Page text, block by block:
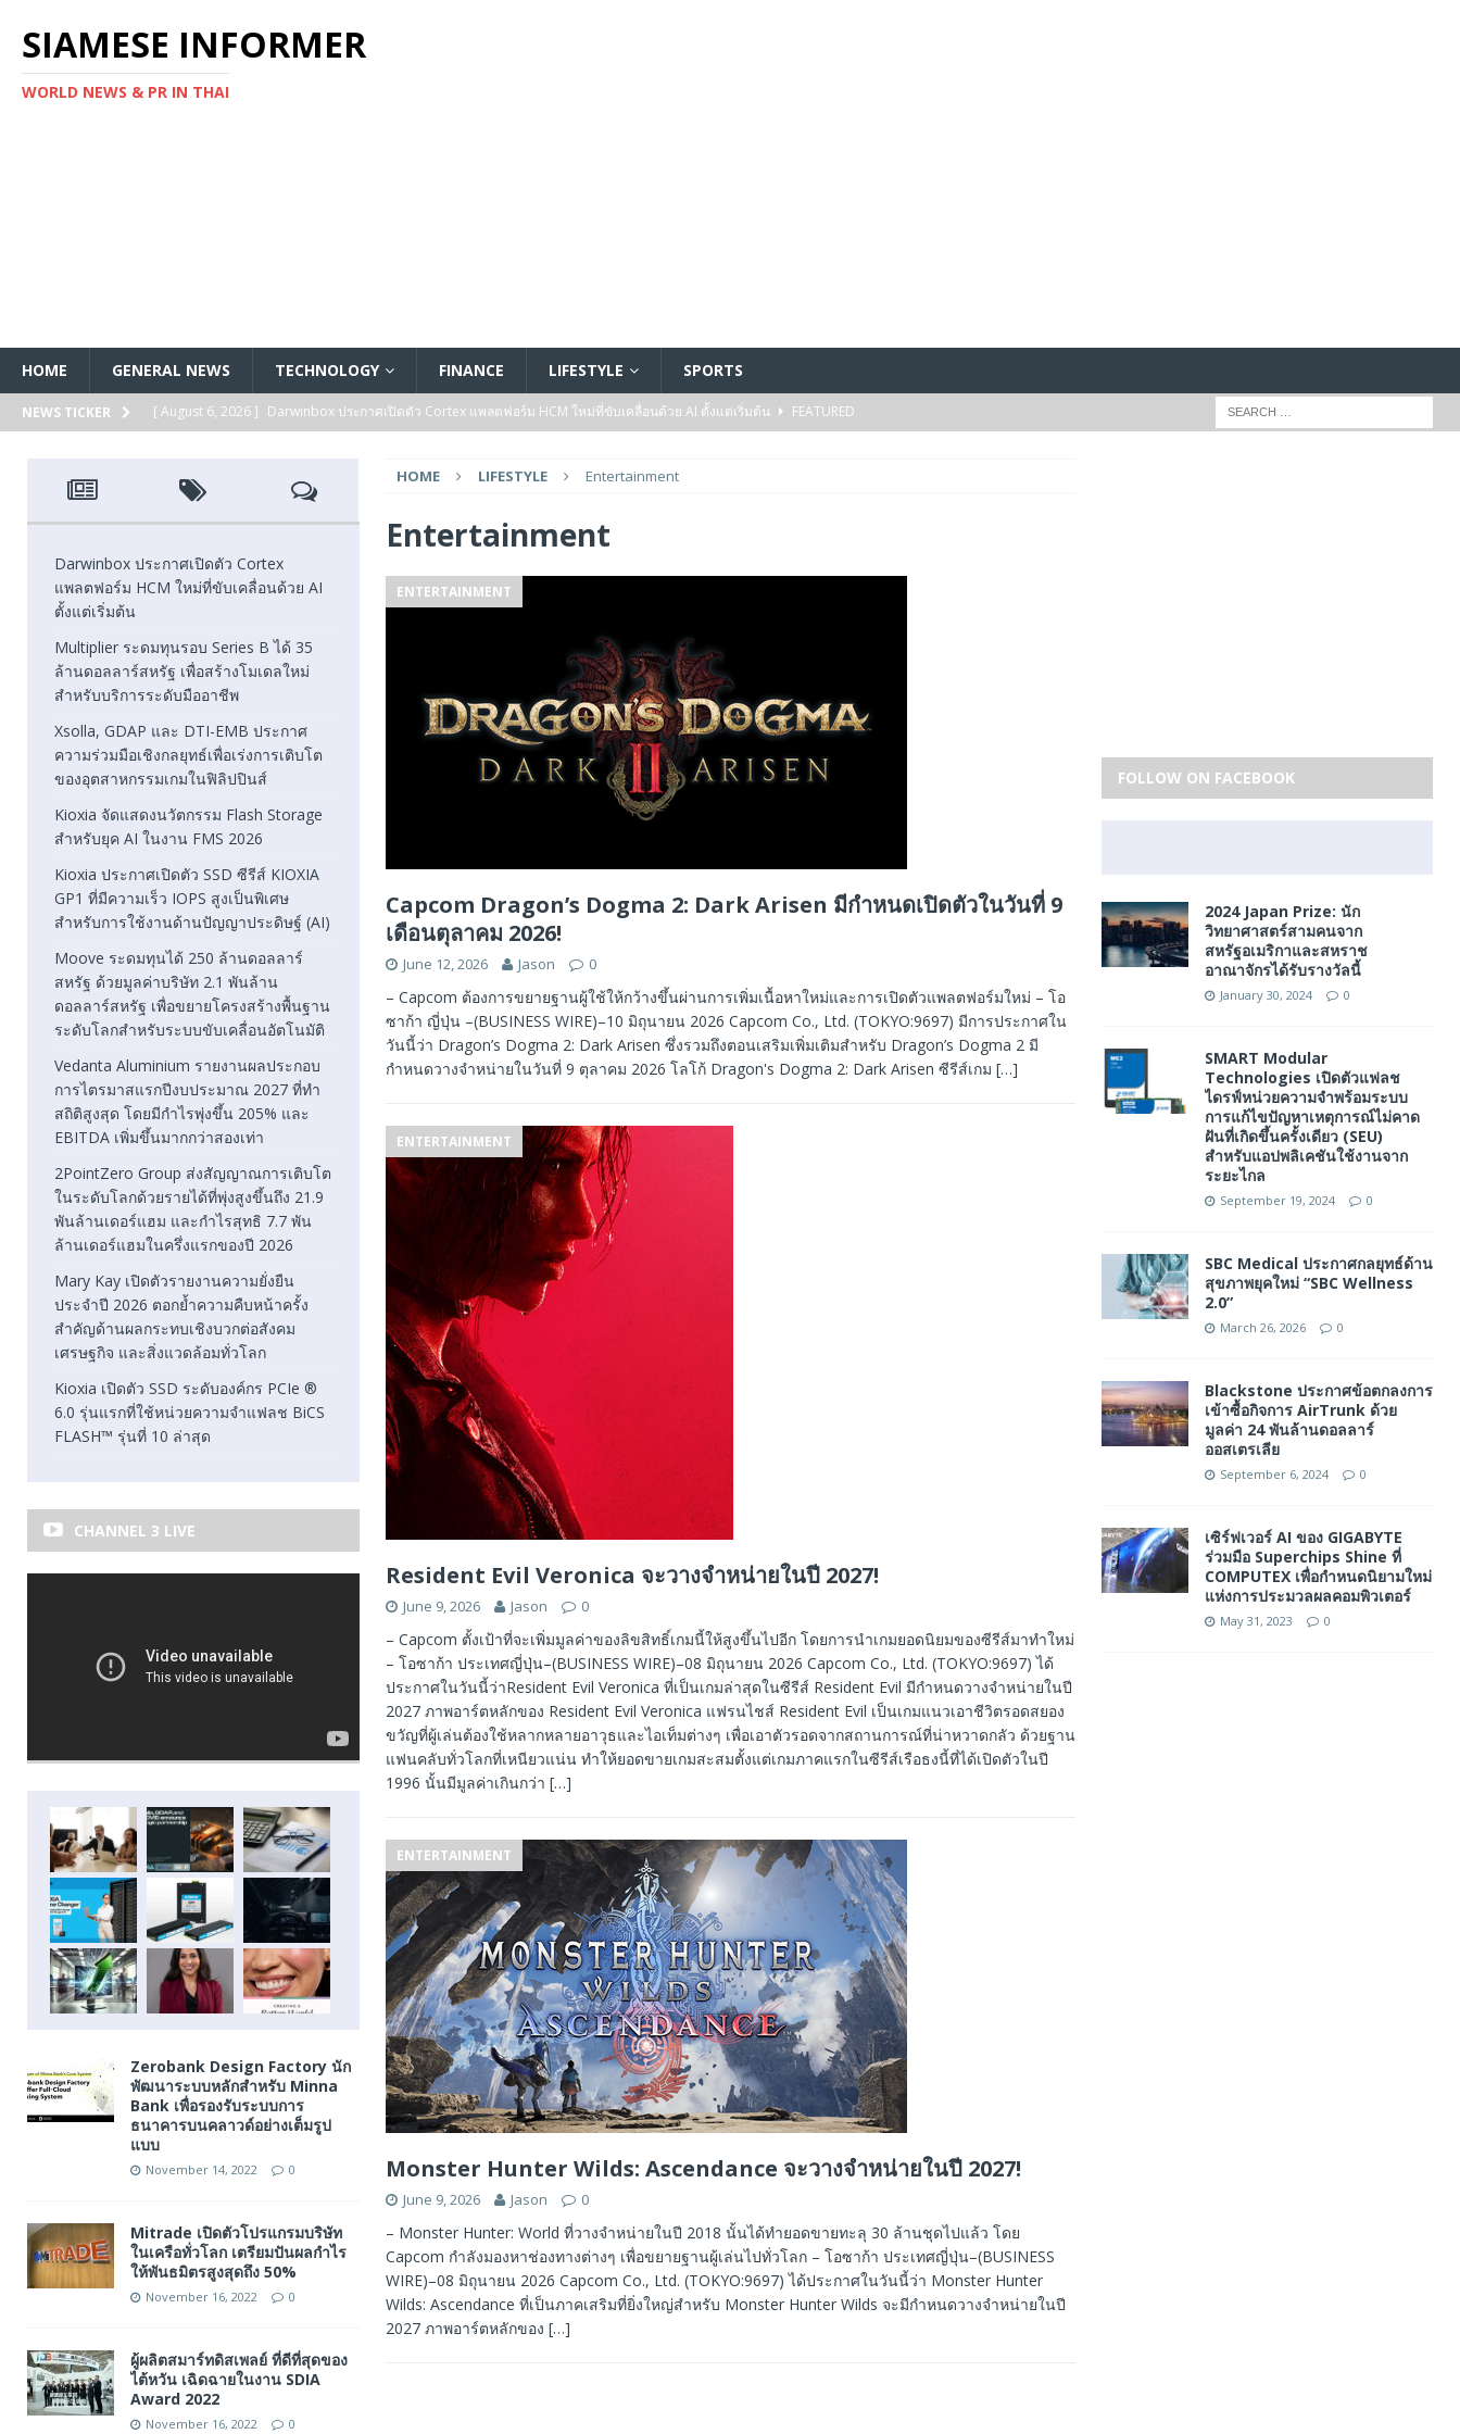
SIAMESE INFORMER
WORLD NEWS & PR IN THAI
HOME GENERAL NEWS TECHNOLOGY FINANCE LIFESTYLE SPORTS
NEWS TICKER [ August 6, 2026 ] Darwinbox ประกาศเปิดตัว Cortex แพลตฟอร์ม HCM ใหม่ที่ขับเคลื่อนด้วย AI ตั้งแต่เริ่มต้น
FEATURED
FEATURED
[ August 6, 2026 ] Xsolla, GDAP และ DTI-EMB ประกาศความร่วมมือเชิงกลยุทธ์เพื่อเร่งการเติบโตของอุตสาหกรรมเกมในฟิลิปปินส์
FEATURED
[ August 5, 2026 ] Kioxia จัดแสดงนวัตกรรม Flash Storage สำหรับยุค AI ในงาน FMS 2026
Kioxia ประกาศเปิดตัว SSD ซีรีส์ KIOXIA GP1 ที่มีความเร็ว IOPS สูงเป็นพิเศษสำหรับการใช้งานด้านปัญญาประดิษฐ์ (AI)
FEATURED
HOME LIFESTYLE Entertainment
Entertainment
ENTERTAINMENT
Capcom Dragon’s Dogma 2: Dark Arisen มีกำหนดเปิดตัวในวันที่ 9
เดือนตุลาคม 2026!
June 12, 2026 Jason 0
– Capcom ต้องการขยายฐานผู้ใช้ให้กว้างขึ้นผ่านการเพิ่มเนื้อหาใหม่และการเปิดตัวแพลตฟอร์มใหม่ – โอ
ซาก้า ญี่ปุ่น –(BUSINESS WIRE)–10 มิถุนายน 2026 Capcom Co., Ltd. (TOKYO:9697) มีการประกาศใน
วันนี้ว่า Dragon’s Dogma 2: Dark Arisen ซึ่งรวมถึงตอนเสริมเพิ่มเติมสำหรับ Dragon’s Dogma 2 มี
กำหนดวางจำหน่ายในวันที่ 9 ตุลาคม 2026 โลโก้ Dragon's Dogma 2: Dark Arisen ซีรีส์เกม […]
ENTERTAINMENT
Resident Evil Veronica จะวางจำหน่ายในปี 2027!
June 9, 2026 Jason 0
– Capcom ตั้งเป้าที่จะเพิ่มมูลค่าของลิขสิทธิ์เกมนี้ให้สูงขึ้นไปอีก โดยการนำเกมยอดนิยมของซีรีส์มาทำใหม่
– โอซาก้า ประเทศญี่ปุ่น–(BUSINESS WIRE)–08 มิถุนายน 2026 Capcom Co., Ltd. (TOKYO:9697) ได้
ประกาศในวันนี้ว่าResident Evil Veronica ที่เป็นเกมล่าสุดในซีรีส์ Resident Evil มีกำหนดวางจำหน่ายในปี
2027 ภาพอาร์ตหลักของ Resident Evil Veronica แฟรนไชส์ ​​Resident Evil เป็นเกมแนวเอาชีวิตรอดสยอง
ขวัญที่ผู้เล่นต้องใช้หลากหลายอาวุธและไอเท็มต่างๆ เพื่อเอาตัวรอดจากสถานการณ์ที่น่าหวาดกลัว ด้วยฐาน
แฟนคลับทั่วโลกที่เหนียวแน่น ทำให้ยอดขายเกมสะสมตั้งแต่เกมภาคแรกในซีรีส์เรือธงนี้ที่ได้เปิดตัวในปี
1996 นั้นมีมูลค่าเกินกว่า […]
ENTERTAINMENT
Monster Hunter Wilds: Ascendance จะวางจำหน่ายในปี 2027!
June 9, 2026 Jason 0
– Monster Hunter: World ที่วางจำหน่ายในปี 2018 นั้นได้ทำยอดขายทะลุ 30 ล้านชุดไปแล้ว โดย
Capcom กำลังมองหาช่องทางต่างๆ เพื่อขยายฐานผู้เล่นไปทั่วโลก – โอซาก้า ประเทศญี่ปุ่น–(BUSINESS
WIRE)–08 มิถุนายน 2026 Capcom Co., Ltd. (TOKYO:9697) ได้ประกาศในวันนี้ว่า Monster Hunter
Wilds: Ascendance ที่เป็นภาคเสริมที่ยิ่งใหญ่สำหรับ Monster Hunter Wilds จะมีกำหนดวางจำหน่ายในปี
2027 ภาพอาร์ตหลักของ […]
Darwinbox ประกาศเปิดตัว Cortex
แพลตฟอร์ม HCM ใหม่ที่ขับเคลื่อนด้วย AI
ตั้งแต่เริ่มต้น
Multiplier ระดมทุนรอบ Series B ได้ 35
ล้านดอลลาร์สหรัฐ เพื่อสร้างโมเดลใหม่
สำหรับบริการระดับมืออาชีพ
Xsolla, GDAP และ DTI-EMB ประกาศ
ความร่วมมือเชิงกลยุทธ์เพื่อเร่งการเติบโต
ของอุตสาหกรรมเกมในฟิลิปปินส์
Kioxia จัดแสดงนวัตกรรม Flash Storage
สำหรับยุค AI ในงาน FMS 2026
Kioxia ประกาศเปิดตัว SSD ซีรีส์ KIOXIA
GP1 ที่มีความเร็ว IOPS สูงเป็นพิเศษ
สำหรับการใช้งานด้านปัญญาประดิษฐ์ (AI)
Moove ระดมทุนได้ 250 ล้านดอลลาร์
สหรัฐ ด้วยมูลค่าบริษัท 2.1 พันล้าน
ดอลลาร์สหรัฐ เพื่อขยายโครงสร้างพื้นฐาน
ระดับโลกสำหรับระบบขับเคลื่อนอัตโนมัติ
Vedanta Aluminium รายงานผลประกอบ
การไตรมาสแรกปีงบประมาณ 2027 ที่ทำ
สถิติสูงสุด โดยมีกำไรพุ่งขึ้น 205% และ
EBITDA เพิ่มขึ้นมากกว่าสองเท่า
2PointZero Group ส่งสัญญาณการเติบโต
ในระดับโลกด้วยรายได้ที่พุ่งสูงขึ้นถึง 21.9
พันล้านเดอร์แฮม และกำไรสุทธิ 7.7 พัน
ล้านเดอร์แฮมในครึ่งแรกของปี 2026
Mary Kay เปิดตัวรายงานความยั่งยืน
ประจำปี 2026 ตอกย้ำความคืบหน้าครั้ง
สำคัญด้านผลกระทบเชิงบวกต่อสังคม
เศรษฐกิจ และสิ่งแวดล้อมทั่วโลก
Kioxia เปิดตัว SSD ระดับองค์กร PCIe ®
6.0 รุ่นแรกที่ใช้หน่วยความจำแฟลช BiCS
FLASH™ รุ่นที่ 10 ล่าสุด
CHANNEL 3 LIVE
Zerobank Design Factory นัก
พัฒนาระบบหลักสำหรับ Minna
Bank เพื่อรองรับระบบการ
ธนาคารบนคลาวด์อย่างเต็มรูป
แบบ
November 14, 2022 0
Mitrade เปิดตัวโปรแกรมบริษัท
ในเครือทั่วโลก เตรียมปันผลกำไร
ให้พันธมิตรสูงสุดถึง 50%
November 16, 2022 0
ผู้ผลิตสมาร์ทดิสเพลย์ ที่ดีที่สุดของ
ไต้หวัน เฉิดฉายในงาน SDIA
Award 2022
November 16, 2022 0
FOLLOW ON FACEBOOK
2024 Japan Prize: นัก
วิทยาศาสตร์สามคนจาก
สหรัฐอเมริกาและสหราช
อาณาจักรได้รับรางวัลนี้
January 30, 2024 0
SMART Modular
Technologies เปิดตัวแฟลช
ไดรฟ์หน่วยความจำพร้อมระบบ
การแก้ไขปัญหาเหตุการณ์ไม่คาด
ฝันที่เกิดขึ้นครั้งเดียว (SEU)
สำหรับแอปพลิเคชันใช้งานจาก
ระยะไกล
September 19, 2024 0
SBC Medical ประกาศกลยุทธ์ด้าน
สุขภาพยุคใหม่ “SBC Wellness
2.0”
March 26, 2026 0
Blackstone ประกาศข้อตกลงการ
เข้าซื้อกิจการ AirTrunk ด้วย
มูลค่า 24 พันล้านดอลลาร์
ออสเตรเลีย
September 6, 2024 0
เซิร์ฟเวอร์ AI ของ GIGABYTE
ร่วมมือ Superchips Shine ที่
COMPUTEX เพื่อกำหนดนิยามใหม่
แห่งการประมวลผลคอมพิวเตอร์
May 31, 2023 0